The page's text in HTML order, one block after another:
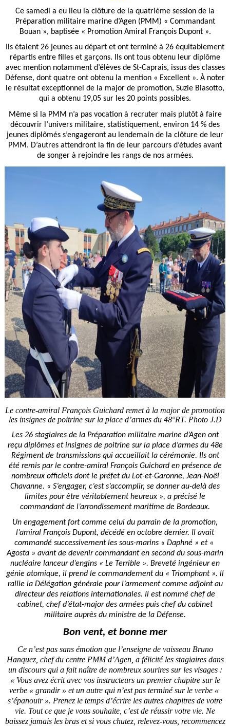
Ce samedi a eu lieu la clôture de la quatrième session de la
Préparation militaire marine d’Agen (PMM) « Commandant
Bouan », baptisée « Promotion Amiral François Dupont ».
Ils étaient 26 jeunes au départ et ont terminé à 26 équitablement
répartis entre filles et garçons. Ils ont tous obtenu leur diplôme
avec mention notamment d’élèves de St-Caprais, issus des classes
Défense, dont quatre ont obtenu la mention « Excellent ». À noter
le résultat exceptionnel de la major de promotion, Suzie Biasotto,
qui a obtenu 19,05 sur les 20 points possibles.
Même si la PMM n’a pas vocation à recruter mais plutôt à faire
découvrir l’univers militaire, statistiquement, environ 14 % des
jeunes diplômés s’engageront au lendemain de la clôture de leur
PMM. D’autres attendront la fin de leur parcours d’études avant
de songer à rejoindre les rangs de nos armées.
Le contre-amiral François Guichard remet à la major de promotion
les insignes de poitrine sur la place d’armes du 48°RT. Photo J.D
Les 26 stagiaires de la Préparation militaire marine d’Agen ont
reçu diplômes et insignes de poitrine sur la place d’armes du 48e
Régiment de transmissions qui accueillait la cérémonie. Ils ont
été remis par le contre-amiral François Guichard en présence de
nombreux officiels dont le préfet du Lot-et-Garonne, Jean-Noël
Chavanne. « S’engager, c’est s’accomplir, se donner au-delà des
limites pour être véritablement heureux », a précisé le
commandant de l’arrondissement maritime de Bordeaux.
Un engagement fort comme celui du parrain de la promotion,
l’amiral François Dupont, décédé en octobre dernier. Il avait
commandé successivement les sous-marins « Daphné » et «
Agosta » avant de devenir commandant en second du sous-marin
nucléaire lanceur d’engins « Le Terrible ». Breveté ingénieur en
génie atomique, il prend le commandement du « Triomphant ». ll
rallie la Délégation générale pour l’armement comme adjoint au
directeur des relations internationales. Il est nommé chef de
cabinet, chef d’état-major des armées puis chef du cabinet
militaire auprès du ministre de la Défense.
Bon vent, et bonne mer
Ce n’est pas sans émotion que l’enseigne de vaisseau Bruno
Hanquez, chef du centre PMM d’Agen, a félicité les stagiaires dans
un discours qui a fait naître de nombreux sourires sur les visages :
« Vous avez écrit avec vos instructeurs un premier chapitre sur le
verbe « grandir » et un autre qui n’est pas terminé sur le verbe «
s’épanouir ». Prenez le temps d’écrire les autres chapitres de votre
vie. Tout ce que je vous souhaite, c’est de réussir votre vie. Ne
baissez jamais les bras et si vous chutez, relevez-vous, recommencez